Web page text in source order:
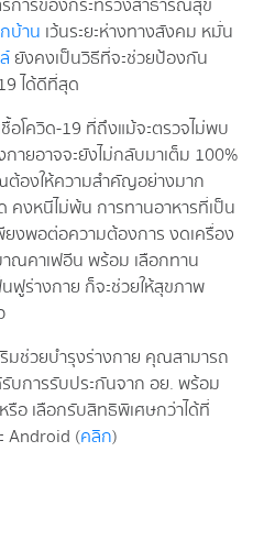
บ้าน เว้นระยะห่างทางสังคม หมั่น
ยังคงเป็นวิธีที่จะช่วยป้องกัน
ได้ดีที่สุด
อโควิด-19 ที่ถึงแม้จะตรวจไม่พบ
กายอาจจะยังไม่กลับมาเต็ม 100%
ต้องให้ความสำคัญอย่างมาก
คงหนีไม่พ้น การทานอาหารที่เป็น
ยงพอต่อความต้องการ งดเครื่อง
ณคาเฟอีน พร้อม เลือกทาน
ฟูร่างกาย ก็จะช่วยให้สุขภาพ
มช่วยบำรุงร่างกาย คุณสามารถ
บการรับประกันจาก อย. พร้อม
หรือ เลือกรับสิทธิพิเศษกว่าได้ที่
Android (คลิก)